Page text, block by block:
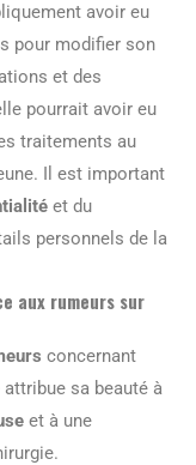
avoir eu
pour modifier son
et des
pourrait avoir eu
traitements au
Il est important
et du
personnels de la
aux rumeurs sur
concernant
sa beauté à
et à une